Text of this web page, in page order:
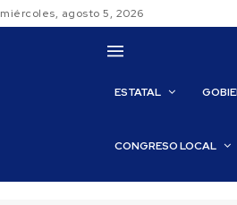
miércoles, agosto 5, 2026
ESTATAL
CONGRESO LOCAL